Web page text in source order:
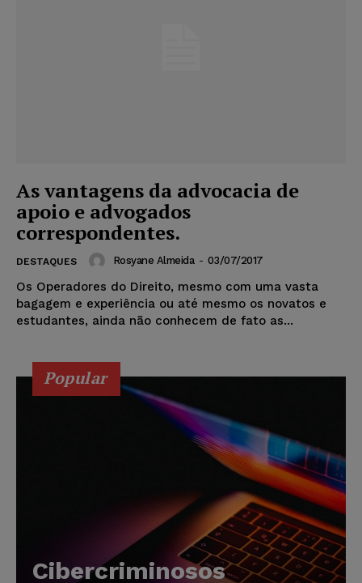
As vantagens da advocacia de
apoio e advogados
correspondentes.
DESTAQUES Rosyane Almeida - 03/07/2017
Os Operadores do Direito, mesmo com uma vasta
bagagem e experiência ou até mesmo os novatos e
estudantes, ainda não conhecem de fato as...
Popular
Cibercriminosos